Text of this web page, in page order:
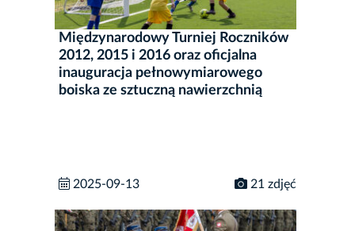
Międzynarodowy Turniej Roczników
2012, 2015 i 2016 oraz oficjalna
inauguracja pełnowymiarowego
boiska ze sztuczną nawierzchnią
2025-09-13 21 zdjęć